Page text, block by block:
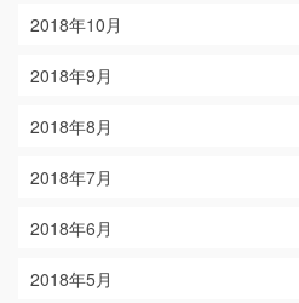
2018年10月
2018年9月
2018年8月
2018年7月
2018年6月
2018年5月